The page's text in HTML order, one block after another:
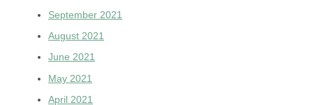
September 2021
August 2021
June 2021
May 2021
April 2021